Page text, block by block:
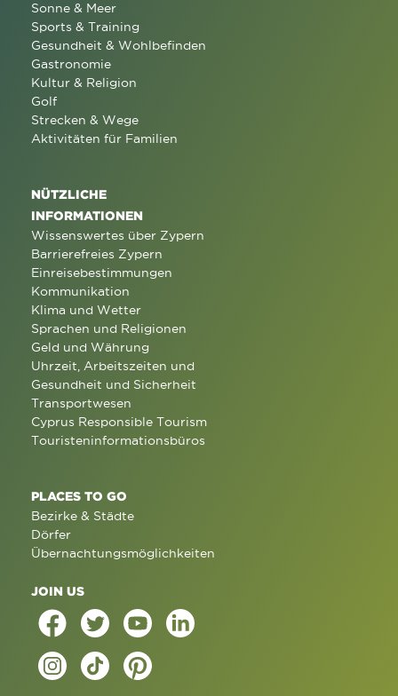
Sonne & Meer
Sports & Training
Gesundheit & Wohlbefinden
Gastronomie
Kultur & Religion
Golf
Strecken & Wege
Aktivitäten für Familien
NÜTZLICHE
INFORMATIONEN
Wissenswertes über Zypern
Barrierefreies Zypern
Einreisebestimmungen
Kommunikation
Klima und Wetter
Sprachen und Religionen
Geld und Währung
Uhrzeit, Arbeitszeiten und
Gesundheit und Sicherheit
Transportwesen
Cyprus Responsible Tourism
Touristeninformationsbüros
PLACES TO GO
Bezirke & Städte
Dörfer
Übernachtungsmöglichkeiten
JOIN US